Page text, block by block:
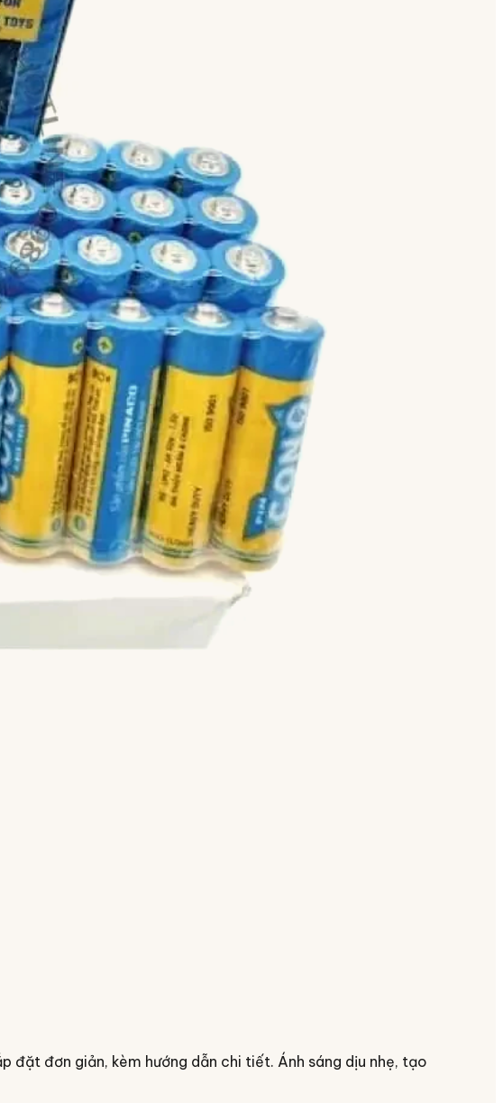
đặt đơn giản, kèm hướng dẫn chi tiết. Ánh sáng dịu nhẹ, tạo